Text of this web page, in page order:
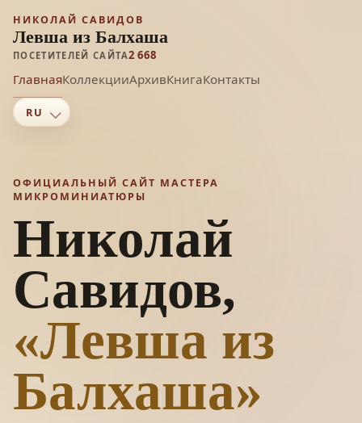
НИКОЛАЙ САВИДОВ
Левша из Балхаша
ПОСЕТИТЕЛЕЙ САЙТА2 668
ГлавнаяКоллекцииАрхивКнигаКонтакты
ОФИЦИАЛЬНЫЙ САЙТ МАСТЕРА
МИКРОМИНИАТЮРЫ
Николай
Савидов,
«Левша из
Балхаша»